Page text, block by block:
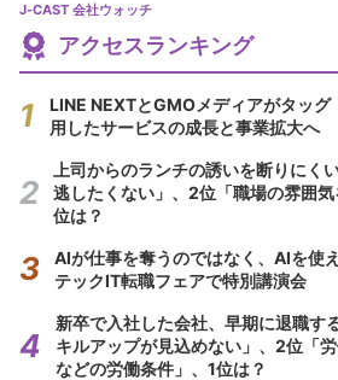
J-CAST 会社ウォッチ
アクセスランキング
LINE NEXTとGMOメディアがタッ
用したサービスの成長と事業拡大へ
上司からのランチの誘いを断りに
逃したくない」、2位「職場の雰囲
位は？
AIが仕事を奪うのではなく、AIを
テックIT転職フェアで特別講演会
新卒で入社した会社、早期に退職
キルアップが見込めない」、2位「
などの労働条件」、1位は？